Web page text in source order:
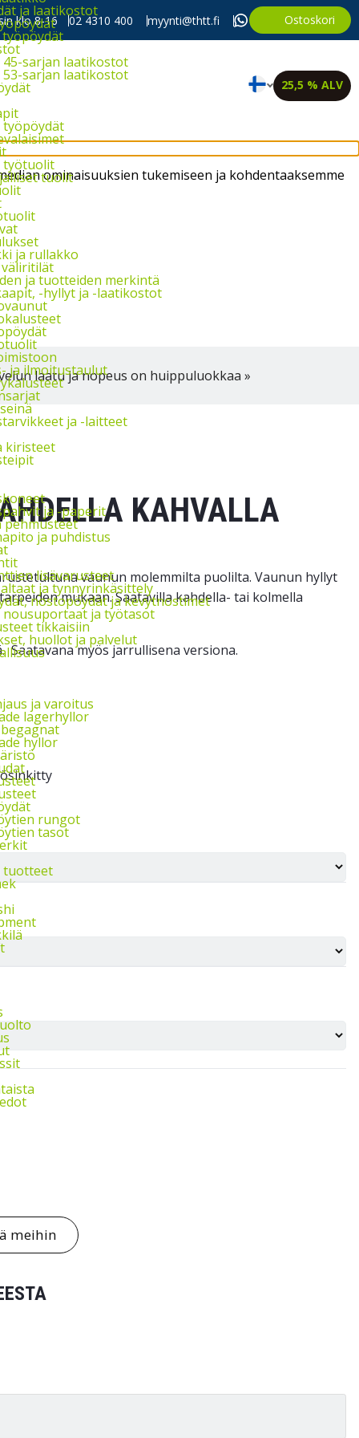
ominaisuuksien tukemiseen ja kohdentaaksemme
klo 8-16 02 4310 400 myynti@thtt.fi Ostoskori
ja laatikostot
työpöydät
sarjan laatikostot
sarjan laatikostot
työtuolit
tuolit
ja rullakko
ja tuotteiden merkintä
-hyllyt ja -laatikostot
ja ilmoitustaulut
ja -laitteet
kiristeet
ja -paperit
pehmusteet
ja puhdistus
lisävarusteet
ja tynnyrinkäsittely
nostopöydät ja kevytnostimet
nousuportaat ja työtasot
tikkaisiin
huollot ja palvelut
ja varoitus
lagerhyllor
hyllor
rungot
tasot
tuotteet
25,5 % ALV
laatu ja nopeus on huippuluokkaa »
KAHVALLA
vaunun molemmilta puolilta. Vaunun hyllyt
mukaan. Saatavilla kahdella- tai kolmella
Saatavana myös jarrullisena versiona.
meihin